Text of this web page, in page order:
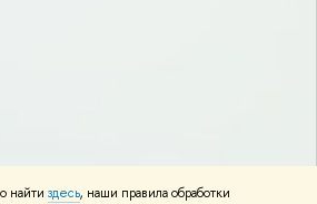
найти здесь, наши правила обработки